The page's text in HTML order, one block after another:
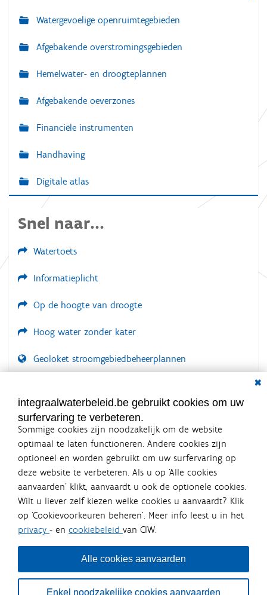
Watergevoelige openruimtegebieden
Afgebakende overstromingsgebieden
Hemelwater- en droogteplannen
Afgebakende oeverzones
Financiële instrumenten
Handhaving
Digitale atlas
Snel naar...
Watertoets
Informatieplicht
Op de hoogte van droogte
Hoog water zonder kater
Geoloket stroomgebiedbeheerplannen
LOGIN VEREIST
integraalwaterbeleid.be gebruikt cookies om uw
surfervaring te verbeteren.
Sommige cookies zijn noodzakelijk om de website
optimaal te laten functioneren. Andere cookies zijn
optioneel en worden gebruikt om uw surfervaring op
deze website te verbeteren. Als u op ‘Alle cookies
aanvaarden’ klikt, aanvaardt u ook de optionele cookies.
Wilt u liever zelf kiezen welke cookies u aanvaardt? Klik
op ‘Cookievoorkeuren beheren’. Meer info leest u in het
privacy - en cookiebeleid van CIW.
Alle cookies aanvaarden
Enkel noodzakelijke cookies aanvaarden
Integraalwaterbeleid.be is een
officiële website van de Vlaamse
overheid
uitgegeven door Coördinatiecommissie Integraal
Waterbeleid
De Coördinatiecommissie Integraal Waterbeleid (CIW) is een
bestuursniveaus die bij het waterbeleid betrokken zijn. Ook
waterbedrijven nemen deel aan het overleg. Deze
samenwerking zorgt voor een gecoördineerde en
geïntegreerde aanpak van het waterbeleid en waterbeheer